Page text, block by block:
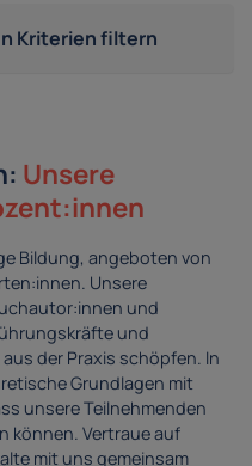
Kriterien filtern
Unsere
Bildung, angeboten von
Unsere
und
und
der Praxis schöpfen. In
Grundlagen mit
unsere Teilnehmenden
können. Vertraue auf
mit uns gemeinsam